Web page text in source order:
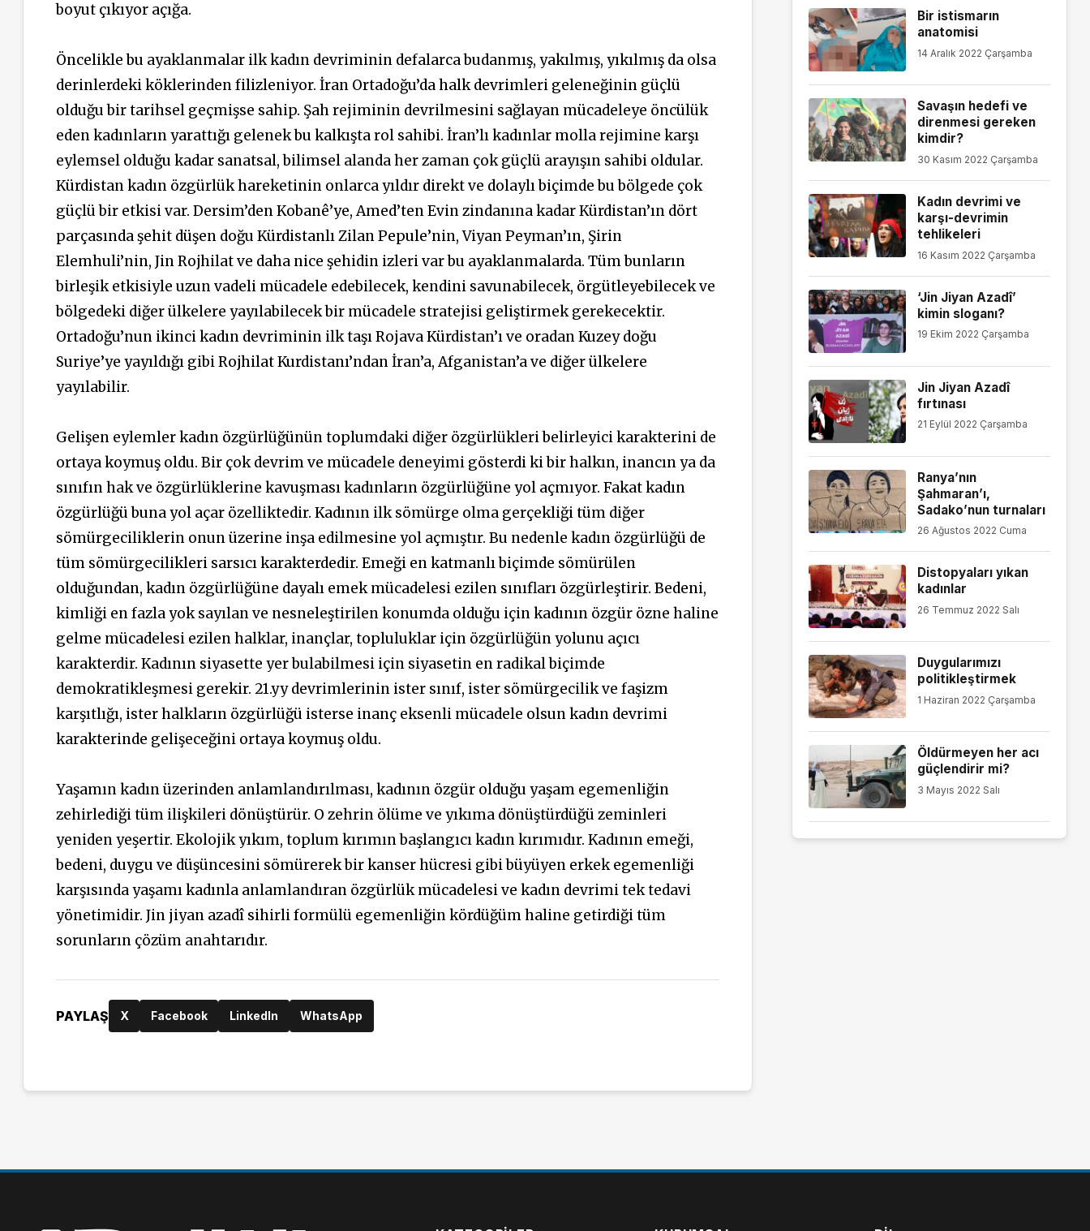
boyut çıkıyor açığa.
Öncelikle bu ayaklanmalar ilk kadın devriminin defalarca budanmış, yakılmış, yıkılmış da olsa
derinlerdeki köklerinden filizleniyor. İran Ortadoğu’da halk devrimleri geleneğinin güçlü
olduğu bir tarihsel geçmişse sahip. Şah rejiminin devrilmesini sağlayan mücadeleye öncülük
eden kadınların yarattığı gelenek bu kalkışta rol sahibi. İran’lı kadınlar molla rejimine karşı
eylemsel olduğu kadar sanatsal, bilimsel alanda her zaman çok güçlü arayışın sahibi oldular.
Kürdistan kadın özgürlük hareketinin onlarca yıldır direkt ve dolaylı biçimde bu bölgede çok
güçlü bir etkisi var. Dersim’den Kobanê’ye, Amed’ten Evin zindanına kadar Kürdistan’ın dört
parçasında şehit düşen doğu Kürdistanlı Zilan Pepule’nin, Viyan Peyman’ın, Şirin
Elemhuli’nin, Jin Rojhilat ve daha nice şehidin izleri var bu ayaklanmalarda. Tüm bunların
birleşik etkisiyle uzun vadeli mücadele edebilecek, kendini savunabilecek, örgütleyebilecek ve
bölgedeki diğer ülkelere yayılabilecek bir mücadele stratejisi geliştirmek gerekecektir.
Ortadoğu’nun ikinci kadın devriminin ilk taşı Rojava Kürdistan’ı ve oradan Kuzey doğu
Suriye’ye yayıldığı gibi Rojhilat Kurdistanı’ndan İran’a, Afganistan’a ve diğer ülkelere
yayılabilir.
Gelişen eylemler kadın özgürlüğünün toplumdaki diğer özgürlükleri belirleyici karakterini de
ortaya koymuş oldu. Bir çok devrim ve mücadele deneyimi gösterdi ki bir halkın, inancın ya da
sınıfın hak ve özgürlüklerine kavuşması kadınların özgürlüğüne yol açmıyor. Fakat kadın
özgürlüğü buna yol açar özelliktedir. Kadının ilk sömürge olma gerçekliği tüm diğer
sömürgeciliklerin onun üzerine inşa edilmesine yol açmıştır. Bu nedenle kadın özgürlüğü de
tüm sömürgecilikleri sarsıcı karakterdedir. Emeği en katmanlı biçimde sömürülen
olduğundan, kadın özgürlüğüne dayalı emek mücadelesi ezilen sınıfları özgürleştirir. Bedeni,
kimliği en fazla yok sayılan ve nesneleştirilen konumda olduğu için kadının özgür özne haline
gelme mücadelesi ezilen halklar, inançlar, topluluklar için özgürlüğün yolunu açıcı
karakterdir. Kadının siyasette yer bulabilmesi için siyasetin en radikal biçimde
demokratikleşmesi gerekir. 21.yy devrimlerinin ister sınıf, ister sömürgecilik ve faşizm
karşıtlığı, ister halkların özgürlüğü isterse inanç eksenli mücadele olsun kadın devrimi
karakterinde gelişeceğini ortaya koymuş oldu.
Yaşamın kadın üzerinden anlamlandırılması, kadının özgür olduğu yaşam egemenliğin
zehirlediği tüm ilişkileri dönüştürür. O zehrin ölüme ve yıkıma dönüştürdüğü zeminleri
yeniden yeşertir. Ekolojik yıkım, toplum kırımın başlangıcı kadın kırımıdır. Kadının emeği,
bedeni, duygu ve düşüncesini sömürerek bir kanser hücresi gibi büyüyen erkek egemenliği
karşısında yaşamı kadınla anlamlandıran özgürlük mücadelesi ve kadın devrimi tek tedavi
yönetimidir. Jin jiyan azadî sihirli formülü egemenliğin kördüğüm haline getirdiği tüm
sorunların çözüm anahtarıdır.
PAYLAŞ X Facebook LinkedIn WhatsApp
Bir istismarın
anatomisi
14 Aralık 2022 Çarşamba
Savaşın hedefi ve
direnmesi gereken
kimdir?
30 Kasım 2022 Çarşamba
Kadın devrimi ve
karşı-devrimin
tehlikeleri
16 Kasım 2022 Çarşamba
‘Jin Jiyan Azadî’
kimin sloganı?
19 Ekim 2022 Çarşamba
Jin Jiyan Azadî
fırtınası
21 Eylül 2022 Çarşamba
Ranya’nın
Şahmaran’ı,
Sadako’nun turnaları
26 Ağustos 2022 Cuma
Distopyaları yıkan
kadınlar
26 Temmuz 2022 Salı
Duygularımızı
politikleştirmek
1 Haziran 2022 Çarşamba
Öldürmeyen her acı
güçlendirir mi?
3 Mayıs 2022 Salı